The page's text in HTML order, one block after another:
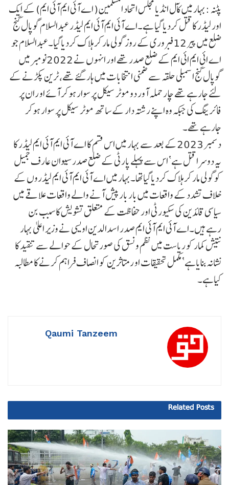
پٹنہ :بہار میں کآل انڈیا مجلس اتحاد المسلمین( اے آئی ایم آئی ایم) کے ایک
اور لیڈر کا قتل کردیا گیا ہے۔اے آئی ایم آئی ایم لیڈر عبدالسلام گوپال گنج
ضلع میں پیر 12فبروری کے روز گولی مار کر ہلاک کردیاگیا۔عبدالسلام جو
اے ائی ایم ائی ایم کے ضلع صدر تھے اور انہوں نے 2022نومبر میں
گوپال گنج اسمبلی حلقہ سے ضمنی انتخابات میں ہار گئے تھے، ٹرین پکڑنے کے
لئے جارہے تھے چار حملہ آور دو موٹر سیکل پر سوار ہوکر آئے او ران پر
فائرینگ کی جبکہ وہ اپنے رشتہ دار کے ساتھ موٹر سیکل پر سوار ہوکر
جارہے تھے۔
دسمبر 2023کے بعد سے بہار میں اس قسم کا اے آئی ایم آئی ایم لیڈر کا
یہ دوسرا قتل ہے‘ اس سے پہلے پارٹی کے ضلع صدر سیوان عارف جمیل
کوگولی مار کر ہلاک کردیاگیاتھا۔بہار میں اے آئی ایم آئی ایم لیڈروں کے
خلاف تشدد کے واقعات میں بار بار پیش آنے والے واقعات علاقے میں
سیاسی قائدین کی سکیورٹی اور حفاظت کے متعلق تشویش کا سبب بن
رہےہیں۔اے آئی ایم آئی ایم صدر اسدالدین اویسی نے وزیر اعلیٰ بہار
نتیش کمار کو ریاست میں نظم ونسق کی صورتحال کے حوالے سے تنقید کا
نشانہ بنایاہے‘مکمل تحقیقات او رمتاثرین کو انصاف فراہم کرنے کا مطالبہ
کیاہے۔
Qaumi Tanzeem
Related Posts